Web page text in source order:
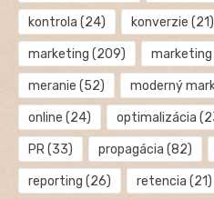
kontrola (24) konverzie (21)
marketing (209)
meranie (52) moderný
online (24) optimalizácia
PR(33) propagácia (82)
reporting (26) retencia (21)